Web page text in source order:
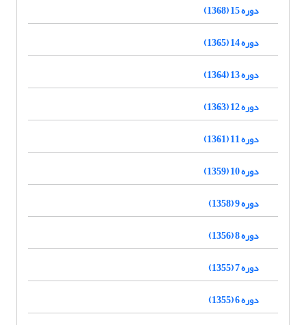
دوره 15 (1368)
دوره 14 (1365)
دوره 13 (1364)
دوره 12 (1363)
دوره 11 (1361)
دوره 10 (1359)
دوره 9 (1358)
دوره 8 (1356)
دوره 7 (1355)
دوره 6 (1355)